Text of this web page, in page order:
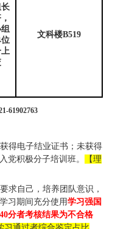
文科楼B519
61902763
得电子结业证书；未获得
党积极分子培训班。
【理
求自己，培养团队意识，
习期间充分使用学习强国
40分者考核结果为不合格